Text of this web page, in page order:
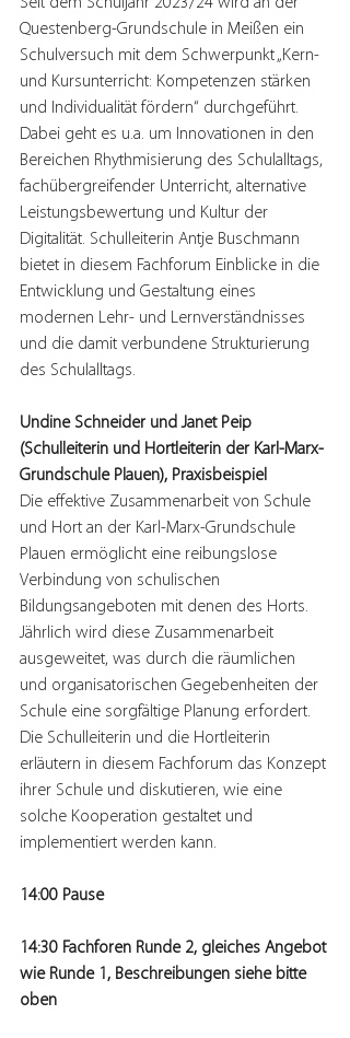
Seit dem Schuljahr 2023/24 wird an der
Questenberg-Grundschule in Meißen ein
Schulversuch mit dem Schwerpunkt „Kern-
und Kursunterricht: Kompetenzen stärken
und Individualität fördern“ durchgeführt.
Dabei geht es u.a. um Innovationen in den
Bereichen Rhythmisierung des Schulalltags,
fachübergreifender Unterricht, alternative
Leistungsbewertung und Kultur der
Digitalität. Schulleiterin Antje Buschmann
bietet in diesem Fachforum Einblicke in die
Entwicklung und Gestaltung eines
modernen Lehr- und Lernverständnisses
und die damit verbundene Strukturierung
des Schulalltags.
Undine Schneider und Janet Peip
(Schulleiterin und Hortleiterin der Karl-Marx-
Grundschule Plauen), Praxisbeispiel
Die effektive Zusammenarbeit von Schule
und Hort an der Karl-Marx-Grundschule
Plauen ermöglicht eine reibungslose
Verbindung von schulischen
Bildungsangeboten mit denen des Horts.
Jährlich wird diese Zusammenarbeit
ausgeweitet, was durch die räumlichen
und organisatorischen Gegebenheiten der
Schule eine sorgfältige Planung erfordert.
Die Schulleiterin und die Hortleiterin
erläutern in diesem Fachforum das Konzept
ihrer Schule und diskutieren, wie eine
solche Kooperation gestaltet und
implementiert werden kann.
14:00 Pause
14:30 Fachforen Runde 2, gleiches Angebot
wie Runde 1, Beschreibungen siehe bitte
oben